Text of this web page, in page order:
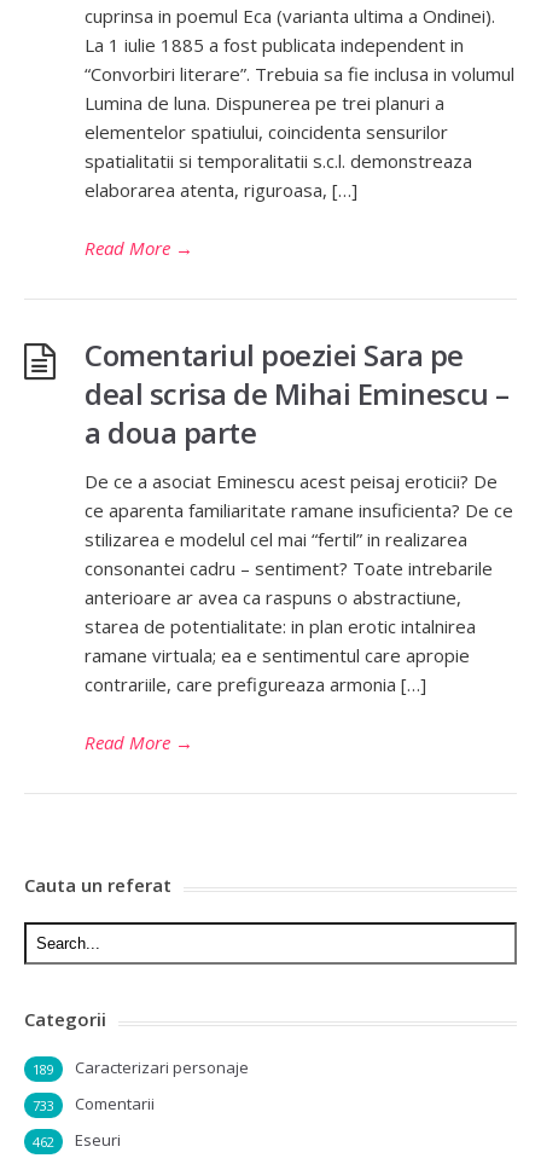
cuprinsa in poemul Eca (varianta ultima a Ondinei).
La 1 iulie 1885 a fost publicata independent in
“Convorbiri literare”. Trebuia sa fie inclusa in volumul
Lumina de luna. Dispunerea pe trei planuri a
elementelor spatiului, coincidenta sensurilor
spatialitatii si temporalitatii s.c.l. demonstreaza
elaborarea atenta, riguroasa, […]
Read More →
Comentariul poeziei Sara pe
deal scrisa de Mihai Eminescu –
a doua parte
De ce a asociat Eminescu acest peisaj eroticii? De
ce aparenta familiaritate ramane insuficienta? De ce
stilizarea e modelul cel mai “fertil” in realizarea
consonantei cadru – sentiment? Toate intrebarile
anterioare ar avea ca raspuns o abstractiune,
starea de potentialitate: in plan erotic intalnirea
ramane virtuala; ea e sentimentul care apropie
contrariile, care prefigureaza armonia […]
Read More →
Cauta un referat
Categorii
Caracterizari personaje
189
Comentarii
733
Eseuri
462